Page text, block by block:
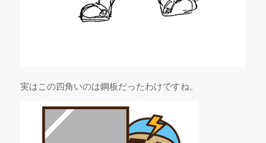
実はこの四角いのは鋼板だったわけですね。